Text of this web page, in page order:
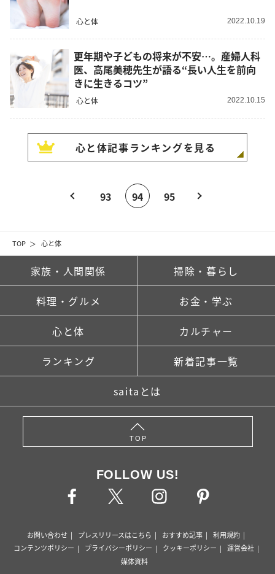
TOP 心と体
心と体 2022.10.19
更年期や子どもの将来が不安…。産婦人科
医、高尾美穂先生が語る“長い人生を前向
きに生きるコツ”
心と体 2022.10.15
心と体記事ランキングを見る
93 94 95
家族・人間関係 掃除・暮らし
料理・グルメ お金・学ぶ
心と体 カルチャー
ランキング 新着記事一覧
saitaとは
TOP
FOLLOW US!
お問い合わせ プレスリリースはこちら おすすめ記事
利用規約
コンテンツポリシー
プライバシーポリシー クッキーポリシー
運営会社
媒体資料